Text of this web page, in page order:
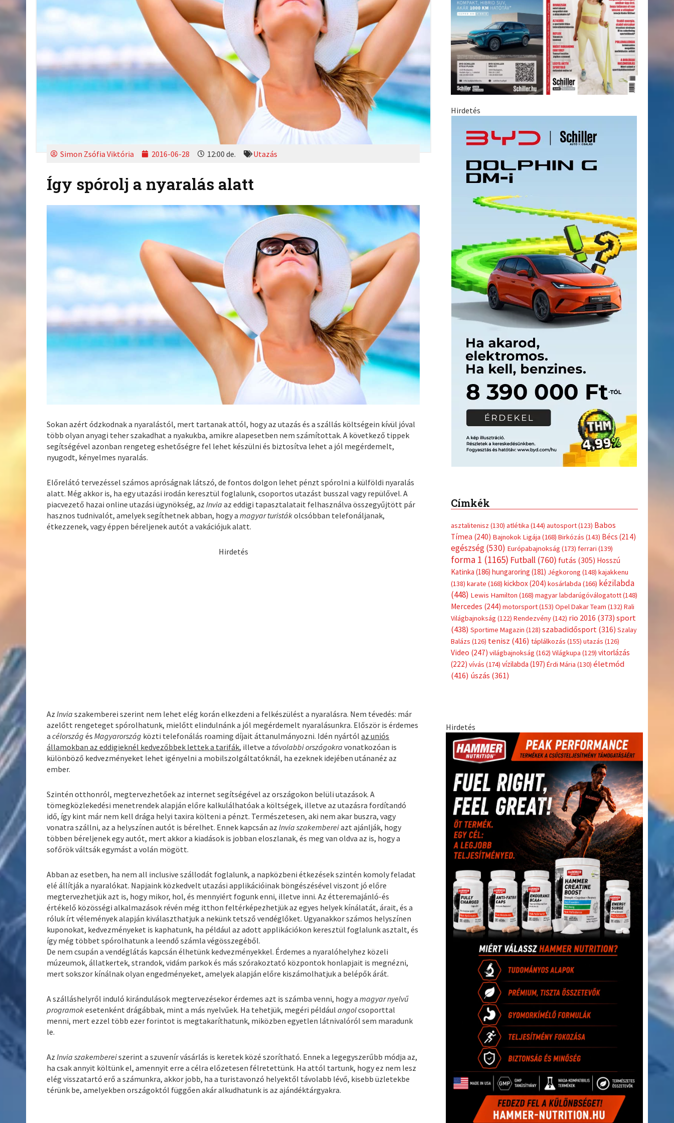
Simon Zsófia Viktória 2016-06-28 12:00 de. Utazás
Így spórolj a nyaralás alatt
Sokan azért ódzkodnak a nyaralástól, mert tartanak attól, hogy az utazás és a szállás költségein kívül jóval
több olyan anyagi teher szakadhat a nyakukba, amikre alapesetben nem számítottak. A következő tippek
segítségével azonban rengeteg eshetőségre fel lehet készülni és biztosítva lehet a jól megérdemelt,
nyugodt, kényelmes nyaralás.
Előrelátó tervezéssel számos apróságnak látszó, de fontos dolgon lehet pénzt spórolni a külföldi nyaralás
alatt. Még akkor is, ha egy utazási irodán keresztül foglalunk, csoportos utazást busszal vagy repülővel. A
piacvezető hazai online utazási ügynökség, azInvia az eddigi tapasztalatait felhasználva összegyűjtött pár
hasznos tudnivalót, amelyek segíthetnek abban, hogy amagyar turistákolcsóbban telefonáljanak,
étkezzenek, vagy éppen béreljenek autót a vakációjuk alatt.
Hirdetés
AzInvia szakemberei szerint nem lehet elég korán elkezdeni a felkészülést a nyaralásra. Nem tévedés: már
azelőtt rengeteget spórolhatunk, mielőtt elindulnánk a jól megérdemelt nyaralásunkra. Először is érdemes
acélország ésMagyarország közti telefonálás roaming díjait áttanulmányozni. Idén nyártólaz uniós
államokban az eddigieknél kedvezőbbek lettek a tarifák, illetve a távolabbi országokra vonatkozóan is
különböző kedvezményeket lehet igényelni a mobilszolgáltatóknál, ha ezeknek idejében utánanéz az
ember.
Szintén otthonról, megtervezhetőek az internet segítségével az országokon belüli utazások. A
tömegközlekedési menetrendek alapján előre kalkulálhatóak a költségek, illetve az utazásra fordítandó
idő, így kint már nem kell drága helyi taxira költeni a pénzt. Természetesen, aki nem akar buszra, vagy
vonatra szállni, az a helyszínen autót is bérelhet. Ennek kapcsán azInvia szakembereiazt ajánlják, hogy
többen béreljenek egy autót, mert akkor a kiadások is jobban eloszlanak, és meg van oldva az is, hogy a
sofőrök váltsák egymást a volán mögött.
Abban az esetben, ha nem all inclusive szállodát foglalunk, a napközbeni étkezések szintén komoly feladat
elé állítják a nyaralókat. Napjaink közkedvelt utazási applikációinak böngészésével viszont jó előre
megtervezhetjük azt is, hogy mikor, hol, és mennyiért fogunk enni, illetve inni. Az étteremajánló-és
értékelő közösségi alkalmazások révén még itthon feltérképezhetjük az egyes helyek kínálatát, árait, és a
róluk írt vélemények alapján kiválaszthatjuk a nekünk tetsző vendéglőket. Ugyanakkor számos helyszínen
kuponokat, kedvezményeket is kaphatunk, ha például az adott applikációkon keresztül foglalunk asztalt, és
így még többet spórolhatunk a leendő számla végösszegéből.
De nem csupán a vendéglátás kapcsán élhetünk kedvezményekkel. Érdemes a nyaralóhelyhez közeli
múzeumok, állatkertek, strandok, vidám parkok és más szórakoztató központok honlapjait is megnézni,
mert sokszor kínálnak olyan engedményeket, amelyek alapján előre kiszámolhatjuk a belépők árát.
A szálláshelyről induló kirándulások megtervezésekor érdemes azt is számba venni, hogy amagyar nyelvű
programokesetenként drágábbak, mint a más nyelvűek. Ha tehetjük, megéri példáulangolcsoporttal
menni, mert ezzel több ezer forintot is megtakaríthatunk, miközben egyetlen látnivalóról sem maradunk
le.
AzInvia szakembereiszerint a szuvenír vásárlás is keretek közé szorítható. Ennek a legegyszerűbb módja az,
ha csak annyit költünk el, amennyit erre a célra előzetesen félretettünk. Ha attól tartunk, hogy ez nem lesz
elég visszatartó erő a számunkra, akkor jobb, ha a turistavonzó helyektől távolabb lévő, kisebb üzletekbe
térünk be, amelyekben országoktól függően akár alkudhatunk is az ajándéktárgyakra.
Hirdetés
Címkék
asztalitenisz (130) atlétika (144) autosport(123) Babos
Tímea (240) Bajnokok Ligája (168) Birkózás (143) Bécs (214)
egészség(530) Európabajnokság (173) ferrari (139)
forma 1 (1165) Futball(760) futás (305) Hosszú
Katinka (186) hungaroring (181) Jégkorong (148) kajakkenu
(138) karate (168) kickbox(204) kosárlabda (166) kézilabda
(448) Lewis Hamilton (168) magyar labdarúgóválogatott(148)
Mercedes (244) motorsport(153) Opel Dakar Team (132) Rali
Világbajnokság (122) Rendezvény(142) rio 2016 (373) sport
(438) Sportime Magazin (128) szabadidősport (316) Szalay
Balázs (126) tenisz (416) táplálkozás (155) utazás (126)
Video (247) világbajnokság (162) Világkupa (129) vitorlázás
(222) vívás (174) vízilabda (197) Érdi Mária (130) életmód
(416) úszás (361)
Hirdetés